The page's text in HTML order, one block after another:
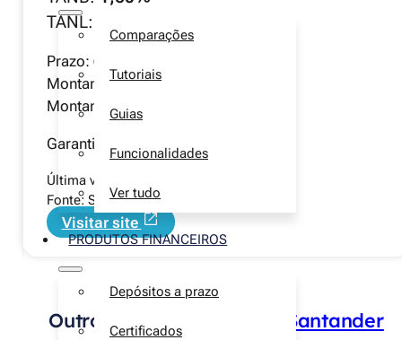
Comparações
Tutoriais
Guias
Funcionalidades
Ver tudo
PRODUTOS FINANCEIROS
Depósitos a prazo
Certificados
TANL:
Prazo: 6 meses
Montante mínimo:
Montante máximo:
Garantia de depósito até 100 000€
Última verificação manual:
Fonte: Site Santander
Visitar site
Outros depósitos a prazo Santander